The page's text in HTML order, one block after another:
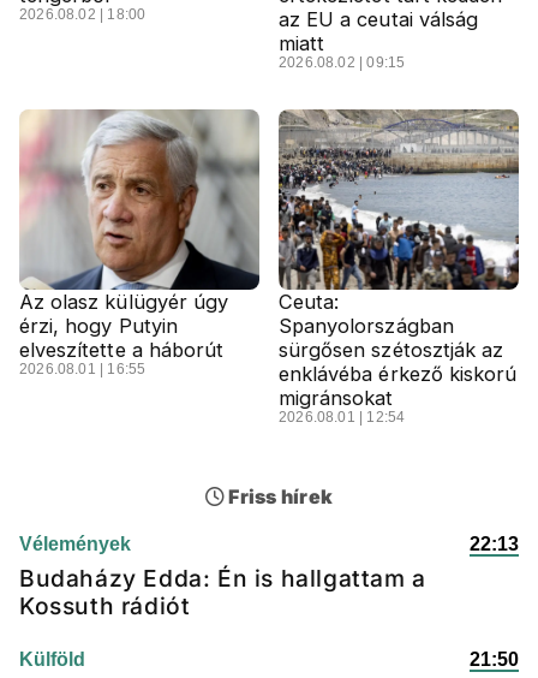
2026.08.02 | 18:00
az EU a ceutai válság
miatt
2026.08.02 | 09:15
Az olasz külügyér úgy
érzi, hogy Putyin
elveszítette a háborút
2026.08.01 | 16:55
Ceuta:
Spanyolországban
sürgősen szétosztják az
enklávéba érkező kiskorú
migránsokat
2026.08.01 | 12:54
Friss hírek
Vélemények 22:13
Budaházy Edda: Én is hallgattam a
Kossuth rádiót
Külföld 21:50